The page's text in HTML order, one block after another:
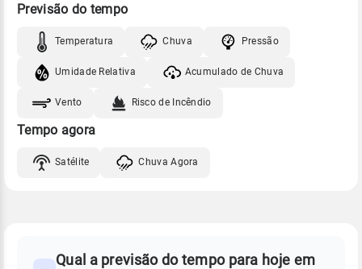
Previsão do tempo
Temperatura Chuva Pressão
Umidade Relativa Acumulado de Chuva
Vento Risco de Incêndio
Tempo agora
Satélite Chuva Agora
Qual a previsão do tempo para hoje em